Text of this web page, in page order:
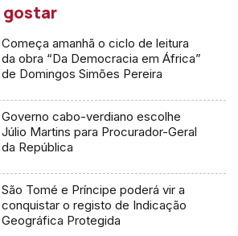
gostar
Começa amanhã o ciclo de leitura
da obra “Da Democracia em África”
de Domingos Simões Pereira
Governo cabo-verdiano escolhe
Júlio Martins para Procurador-Geral
da República
São Tomé e Príncipe poderá vir a
conquistar o registo de Indicação
Geográfica Protegida